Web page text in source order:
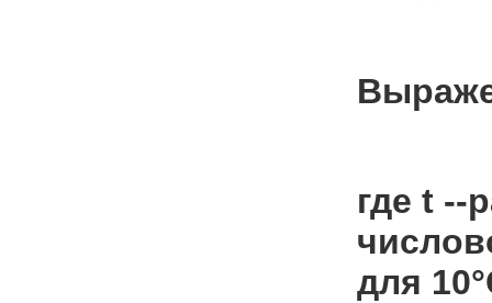
где t --
для